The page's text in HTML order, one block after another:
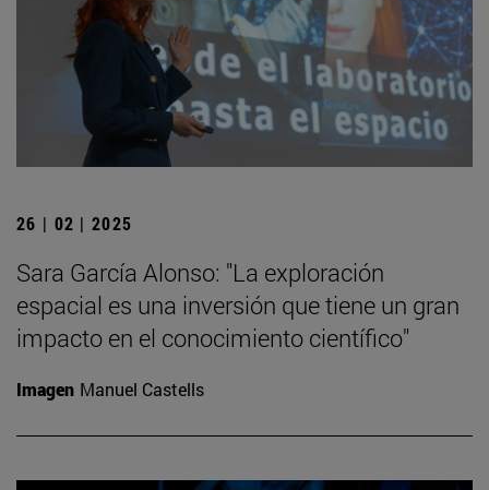
26 | 02 | 2025
Sara García Alonso: "La exploración
espacial es una inversión que tiene un gran
impacto en el conocimiento científico"
Imagen Manuel Castells